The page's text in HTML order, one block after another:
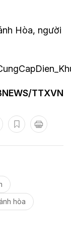
Hòa, người
TTXVN
hòa